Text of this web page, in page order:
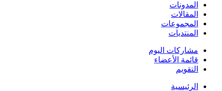
المدونات
المقالات
المجموعات
المنتديات
مشاركات اليوم
قائمة الأعضاء
التقويم
الرئيسية